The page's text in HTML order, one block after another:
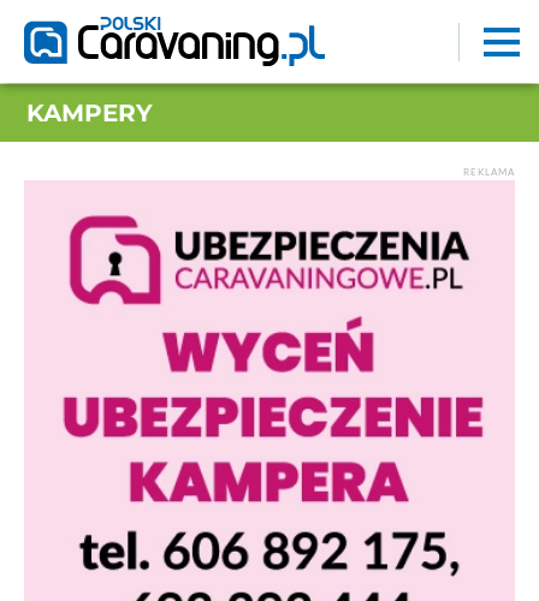
KAMPERY
REKLAMA